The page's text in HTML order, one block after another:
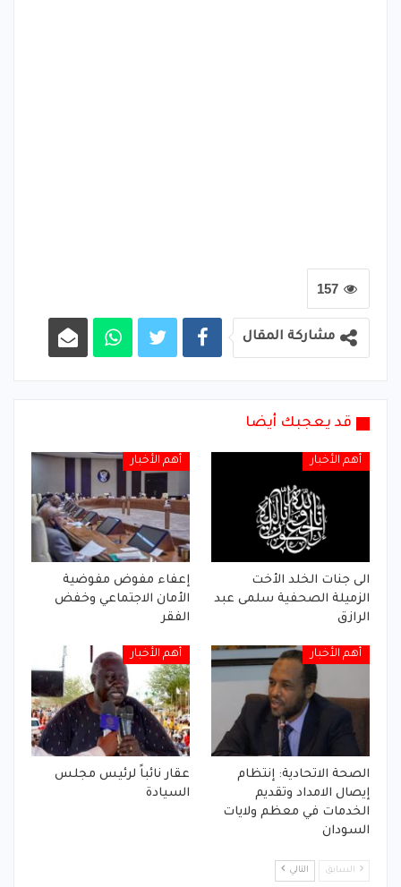
157
مشاركة المقال
قد يعجبك أيضا
أهم الأخبار
الى جنات الخلد الأخت
الزميلة الصحفية سلمى عبد
الرازق
أهم الأخبار
إعفاء مفوض مفوضية
الأمان الاجتماعي وخفض
الفقر
أهم الأخبار
الصحة الاتحادية: إنتظام
إيصال الامداد وتقديم
الخدمات في معظم ولايات
السودان
أهم الأخبار
عقار نائباً لرئيس مجلس
السيادة
السابق التالي